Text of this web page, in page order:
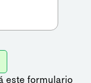
este formulario